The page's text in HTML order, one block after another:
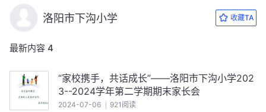
洛阳市下沟小学 收藏TA
最新内容 4
“家校携手，共话成长”——洛阳市下沟小学202
3--2024学年第二学期期末家长会
2024-07-06 921阅读